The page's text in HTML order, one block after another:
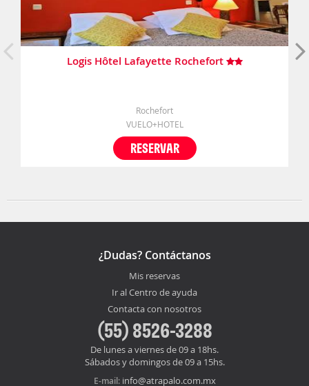
Logis Hôtel Lafayette Rochefort
Rochefort
VUELO+HOTEL
RESERVAR
¿Dudas? Contáctanos
Mis reservas
Ir al Centro de ayuda
Contacta con nosotros
(55) 8526-3288
De lunes a viernes de 09 a 18hs.
Sábados y domingos de 09 a 15hs.
E-mail: info@atrapalo.com.mx